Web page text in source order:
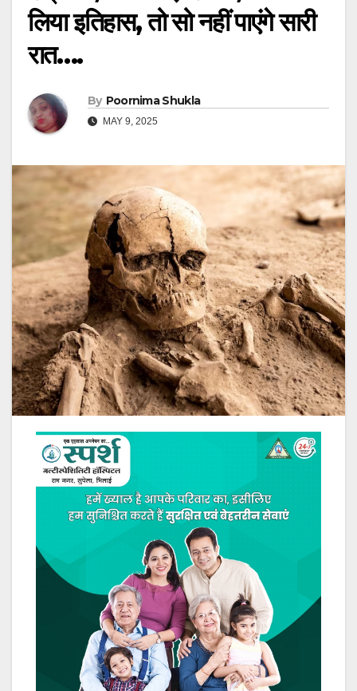
लिया इतिहास, तो सो नहीं पाएंगे सारी
रात….
By Poornima Shukla
MAY 9, 2025